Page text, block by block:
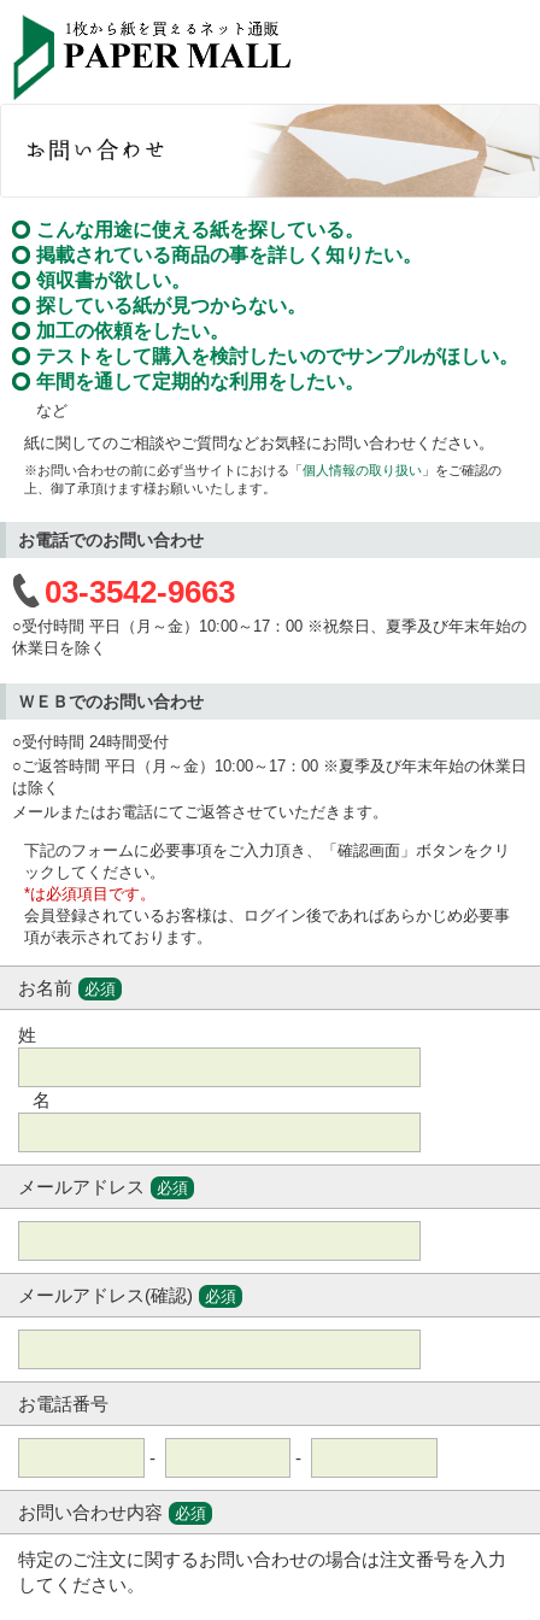
こんな用途に使える紙を探している。
掲載されている商品の事を詳しく知りたい。
領収書が欲しい。
探している紙が見つからない。
加工の依頼をしたい。
テストをして購入を検討したいのでサンプルがほしい。
年間を通して定期的な利用をしたい。
など
紙に関してのご相談やご質問などお気軽にお問い合わせください。
※お問い合わせの前に必ず当サイトにおける「個人情報の取り扱い 」をご確認の
上、御了承頂けます様お願いいたします。
お電話でのお問い合わせ
03-3542-9663
○受付時間 平日（月～金）10:00～17：00 ※祝祭日、夏季及び年末年始の
休業日を除く
ＷＥＢでのお問い合わせ
○受付時間 24時間受付
○ご返答時間 平日（月～金）10:00～17：00 ※夏季及び年末年始の休業日
は除く
メールまたはお電話にてご返答させていただきます。
下記のフォームに必要事項をご入力頂き、「確認画面」ボタンをクリ
ックしてください。
*は必須項目です。
会員登録されているお客様は、ログイン後であればあらかじめ必要事
項が表示されております。
お名前 必須
姓
名
メールアドレス 必須
メールアドレス(確認) 必須
お電話番号
- -
お問い合わせ内容 必須
特定のご注文に関するお問い合わせの場合は注文番号を入力
してください。